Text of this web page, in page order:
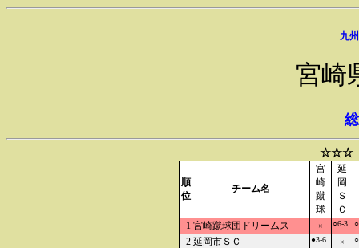
九
宮崎
☆☆☆
順
位
チーム名
宮
崎
蹴
球
延
岡
Ｓ
Ｃ
1 宮崎蹴球団ドリームス × ○6-3
2 延岡市ＳＣ ●3-6 ×